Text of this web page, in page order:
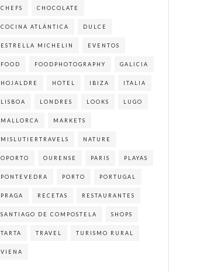
CHEFS CHOCOLATE
COCINA ATLÁNTICA DULCE
ESTRELLA MICHELIN EVENTOS
FOOD FOODPHOTOGRAPHY GALICIA
HOJALDRE HOTEL IBIZA ITALIA
LISBOA LONDRES LOOKS LUGO
MALLORCA MARKETS
MISLUTIERTRAVELS NATURE
OPORTO OURENSE PARIS PLAYAS
PONTEVEDRA PORTO PORTUGAL
PRAGA RECETAS RESTAURANTES
SANTIAGO DE COMPOSTELA SHOPS
TARTA TRAVEL TURISMO RURAL
VIENA